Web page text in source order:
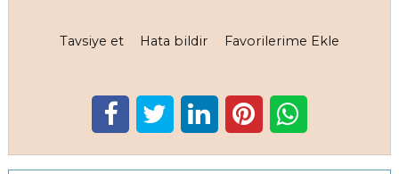
Tavsiye et Hata bildir Favorilerime Ekle